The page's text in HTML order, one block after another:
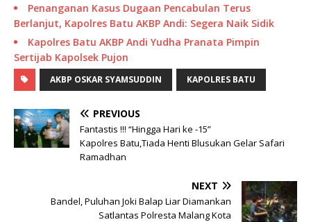
Penanganan Kasus Dugaan Pencabulan Terus
Berlanjut, Kapolres Batu AKBP Andi: Segera Naik Sidik
Kapolres Batu AKBP Andi Yudha Pranata Pimpin
Sertijab Kapolsek Pujon
AKBP OSKAR SYAMSUDDIN KAPOLRES BATU
PREVIOUS
Fantastis !!! “Hingga Hari ke -15”
Kapolres Batu,Tiada Henti Blusukan Gelar Safari
Ramadhan
NEXT
Bandel, Puluhan Joki Balap Liar Diamankan
Satlantas Polresta Malang Kota